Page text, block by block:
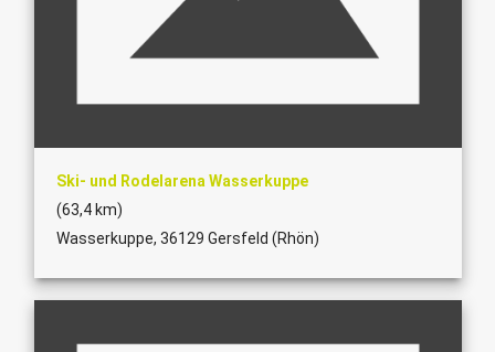
Ski- und Rodelarena Wasserkuppe
(63,4 km)
Wasserkuppe, 36129 Gersfeld (Rhön)